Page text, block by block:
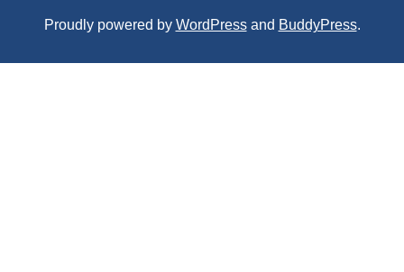
Proudly powered by WordPressand BuddyPress.